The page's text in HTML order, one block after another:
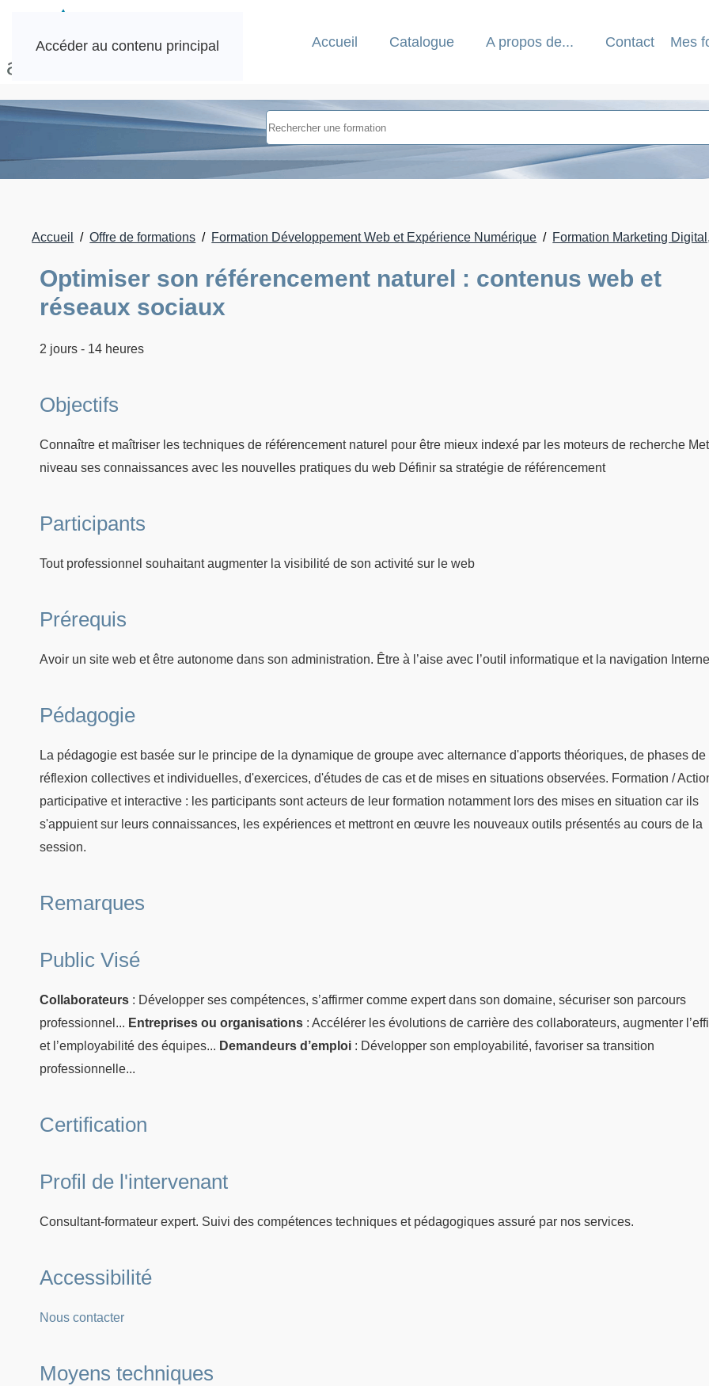
Accéder au contenu principal Accueil Catalogue A propos de... Contact
Mes
Accueil Offre de formations Formation Développement Web et Expérience Numérique Formation Marketing
Optimiser son référencement naturel : contenus web et
réseaux sociaux
2 jours - 14 heures
Objectifs
Connaître et maîtriser les techniques de référencement naturel pour être mieux indexé par les moteurs de recherche
niveau ses connaissances avec les nouvelles pratiques du web Définir sa stratégie de référencement
Participants
Tout professionnel souhaitant augmenter la visibilité de son activité sur le web
Prérequis
Avoir un site web et être autonome dans son administration. Être à l’aise avec l’outil informatique et la navigation
Pédagogie
La pédagogie est basée sur le principe de la dynamique de groupe avec alternance d'apports théoriques, de phases de
réflexion collectives et individuelles, d'exercices, d'études de cas et de mises en situations observées. Formation /
participative et interactive : les participants sont acteurs de leur formation notamment lors des mises en situation car ils
s'appuient sur leurs connaissances, les expériences et mettront en œuvre les nouveaux outils présentés au cours de la
session.
Remarques
Public Visé
Collaborateurs : Développer ses compétences, s’affirmer comme expert dans son domaine, sécuriser son parcours
professionnel... Entreprises ou organisations : Accélérer les évolutions de carrière des collaborateurs, augmenter
et l’employabilité des équipes... Demandeurs d’emploi : Développer son employabilité, favoriser sa transition
professionnelle...
Certification
Profil de l'intervenant
Consultant-formateur expert. Suivi des compétences techniques et pédagogiques assuré par nos services.
Accessibilité
Nous contacter
Moyens techniques